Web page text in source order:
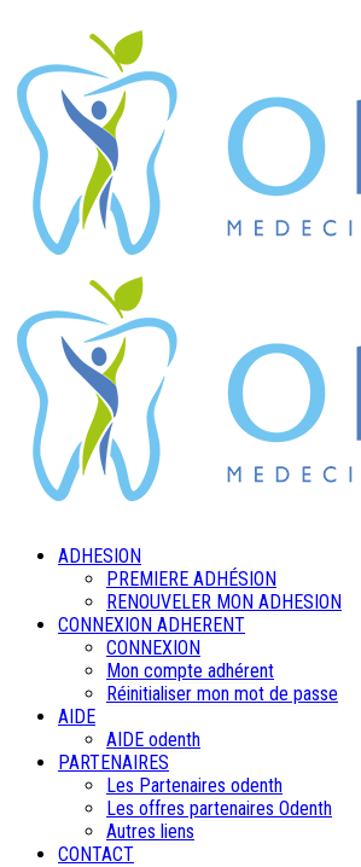
ADHESION
PREMIERE ADHÉSION
RENOUVELER MON ADHESION
CONNEXION ADHERENT
CONNEXION
Mon compte adhérent
Réinitialiser mon mot de passe
AIDE
AIDE odenth
PARTENAIRES
Les Partenaires odenth
Les offres partenaires Odenth
Autres liens
CONTACT